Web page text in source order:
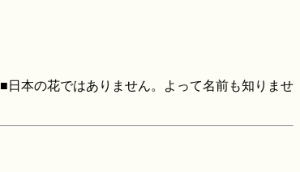
■日本の花ではありません。よって名前も知りませ